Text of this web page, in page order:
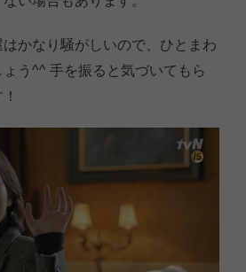
かなり騒がしいので、ひとまわ
う^^ 手を振ると気づいてもら